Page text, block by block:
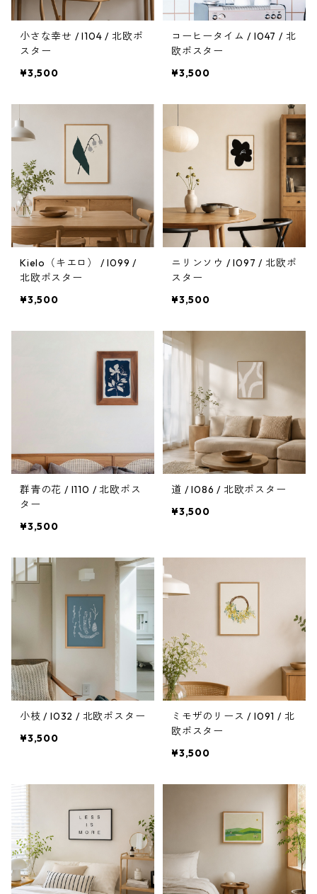
小さな幸せ / I104 / 北欧ポ
スター
¥3,500
コーヒータイム / I047 / 北
欧ポスター
¥3,500
Kielo（キエロ） / I099 /
北欧ポスター
¥3,500
ニリンソウ / I097 / 北欧ポ
スター
¥3,500
群青の花 / I110 / 北欧ポス
ター
¥3,500
道 / I086 / 北欧ポスター
¥3,500
小枝 / I032 / 北欧ポスター
¥3,500
ミモザのリース / I091 / 北
欧ポスター
¥3,500